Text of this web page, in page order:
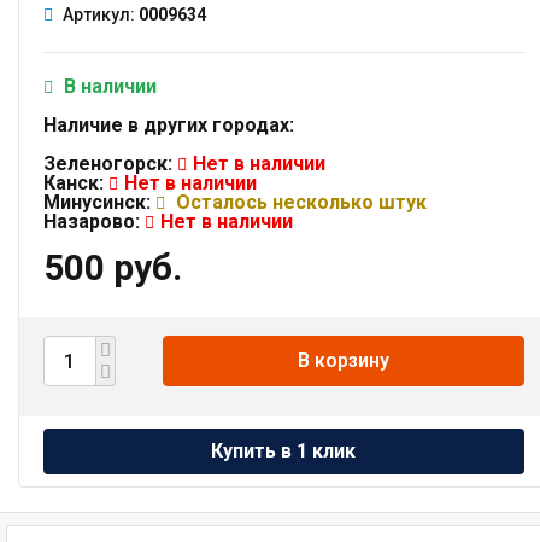
Артикул: 0009634
В наличии
Наличие в других городах:
Зеленогорск:
Нет в наличии
Канск:
Нет в наличии
Минусинск:
Осталось несколько штук
Назарово:
Нет в наличии
500 руб.
В корзину